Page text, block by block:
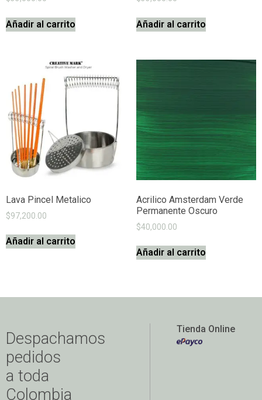
Añadir al carrito Añadir al carrito
Lava Pincel Metalico
$97,200.00
Añadir al carrito
Acrilico Amsterdam Verde
Permanente Oscuro
$40,000.00
Añadir al carrito
Despachamos
pedidos
a toda
Colombia
Tienda Online